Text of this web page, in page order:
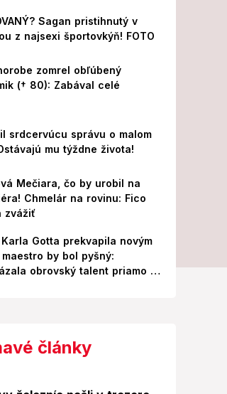
Sagan pristihnutý v
z najsexi športovkýň! FOTO
zomrel obľúbený
(† 80): Zabával celé
srdcervúcu správu o malom
mu týždne života!
Mečiara, čo by urobil na
Chmelár na rovinu: Fico
zvážiť
Karla Gotta prekvapila novým
by bol pyšný:
obrovský talent priamo v
články